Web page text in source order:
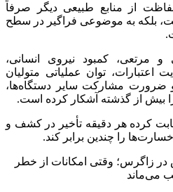
از منابع طبیعی دیگر صرفاً
بلکه به موضوعی فراگیر در سطح
مرتعی، کمبود نیروی انسانی،
توان عملیاتی متولیان
ضرورت مشارکت سایر دستگاه‌ها،
بیش از گذشته آشکار کرده است.
کرده هر دقیقه تأخیر در کشف و
را چندین برابر کند.